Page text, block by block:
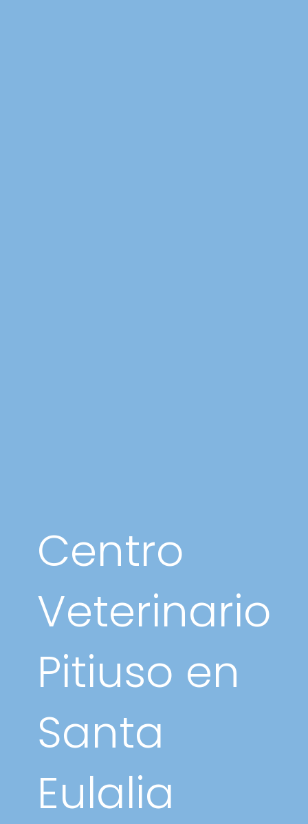
Centro
Veterinario
Pitiuso en
Santa
Eulalia